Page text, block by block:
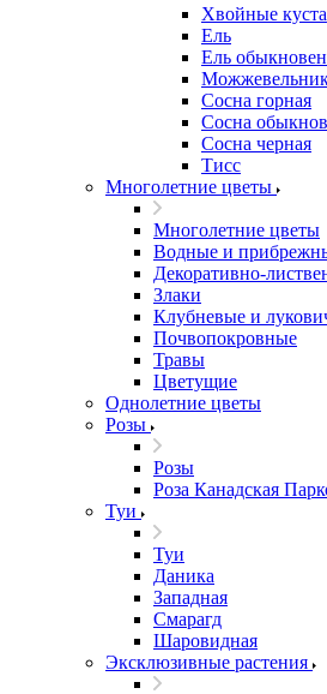
Хвойные
Ель
Ель
Сосна горная
Сосна
Сосна черная
Тисс
Многолетние цветы
Многолетние цветы
Водные и
Декоративно-
Злаки
Клубневые и
Почвопокровные
Травы
Цветущие
Однолетние цветы
Розы
Розы
Роза Канадская
Туи
Туи
Даника
Западная
Смарагд
Шаровидная
Эксклюзивные растения